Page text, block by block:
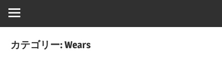
カテゴリー:Wears